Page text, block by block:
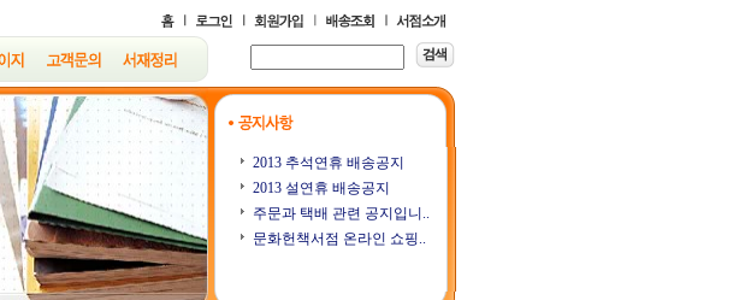
2013 추석연휴 배송공지
2013 설연휴 배송공지
주문과 택배 관련 공지입니..
문화헌책서점 온라인 쇼핑..